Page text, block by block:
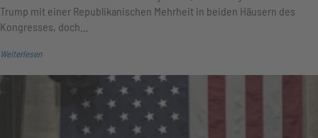
Trump mit einer Republikanischen Mehrheit in beiden Häusern des
Kongresses, doch…
Weiterlesen